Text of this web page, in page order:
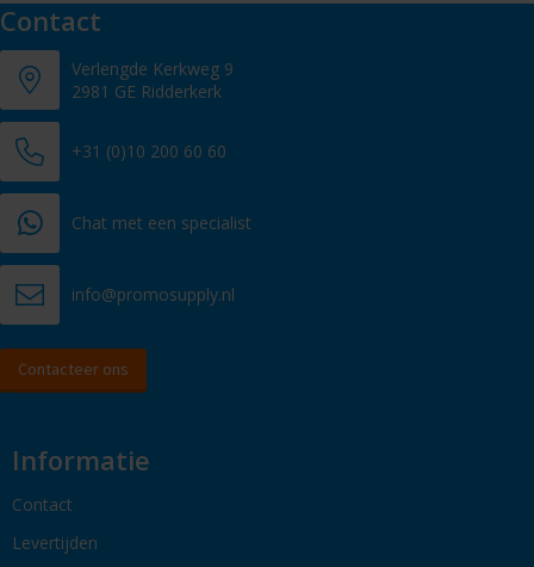
Contact
Verlengde Kerkweg 9
2981 GE Ridderkerk
+31 (0)10 200 60 60
Chat met een specialist
info@promosupply.nl
Contacteer ons
Informatie
Contact
Levertijden